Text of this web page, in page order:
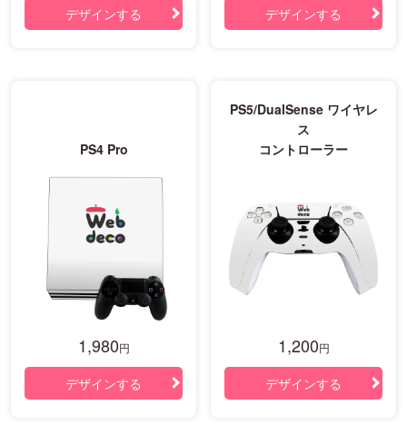
デザインする デザインする
PS4 Pro
1,980円
デザインする
PS5/DualSense ワイヤレ
ス
コントローラー
1,200円
デザインする